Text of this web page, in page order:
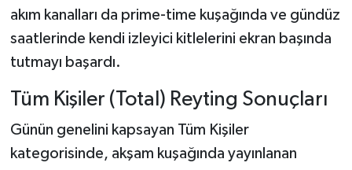
akım kanalları da prime-time kuşağında ve gündüz
saatlerinde kendi izleyici kitlelerini ekran başında
tutmayı başardı.
Tüm Kişiler (Total) Reyting Sonuçları
Günün genelini kapsayan Tüm Kişiler
kategorisinde, akşam kuşağında yayınlanan